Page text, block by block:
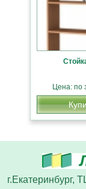
Цена: по